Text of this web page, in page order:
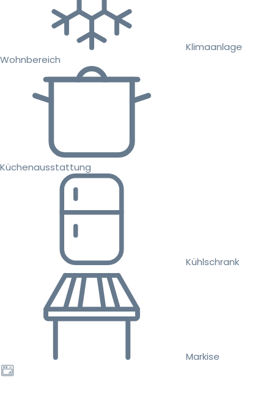
Klimaanlage
Wohnbereich
Küchenausstattung
Kühlschrank
Markise